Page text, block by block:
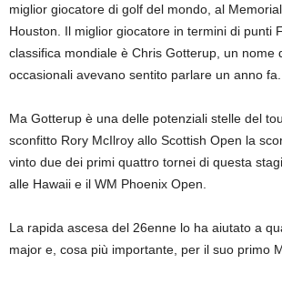
miglior giocatore di golf del mondo, al
Houston. Il miglior giocatore in termini di punti
classifica mondiale è Chris Gotterup, un nome
occasionali avevano sentito parlare un anno fa.
Ma Gotterup è una delle potenziali stelle del
sconfitto Rory McIlroy allo Scottish Open la
vinto due dei primi quattro tornei di questa
alle Hawaii e il WM Phoenix Open.
La rapida ascesa del 26enne lo ha aiutato a
major e, cosa più importante, per il suo primo